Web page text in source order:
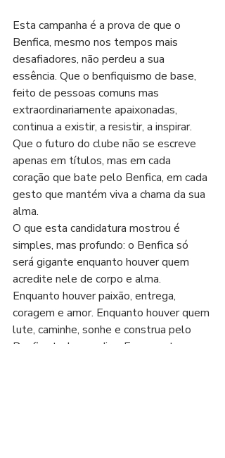
Esta campanha é a prova de que o
Benfica, mesmo nos tempos mais
desafiadores, não perdeu a sua
essência. Que o benfiquismo de base,
feito de pessoas comuns mas
extraordinariamente apaixonadas,
continua a existir, a resistir, a inspirar.
Que o futuro do clube não se escreve
apenas em títulos, mas em cada
coração que bate pelo Benfica, em cada
gesto que mantém viva a chama da sua
alma.
O que esta candidatura mostrou é
simples, mas profundo: o Benfica só
será gigante enquanto houver quem
acredite nele de corpo e alma.
Enquanto houver paixão, entrega,
coragem e amor. Enquanto houver quem
lute, caminhe, sonhe e construa pelo
Benfica todos os dias. E enquanto